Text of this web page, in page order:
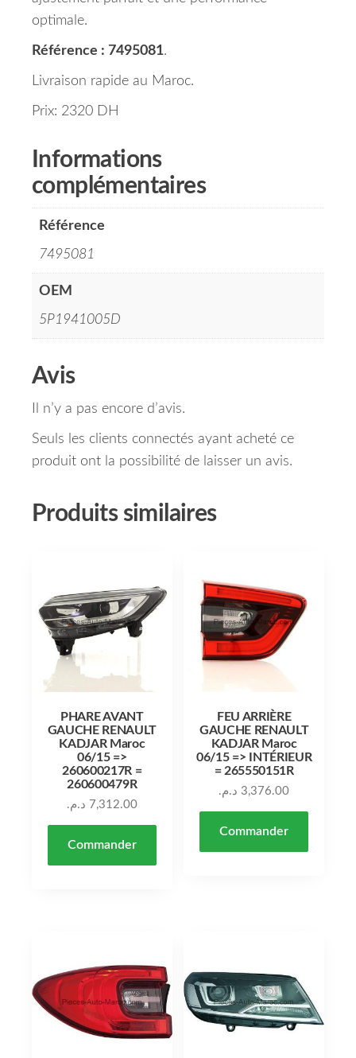
optimale.
Référence : 7495081.
Livraison rapide au Maroc.
Prix: 2320 DH
Informations
complémentaires
Référence
7495081
OEM
5P1941005D
Avis
Il n’y a pas encore d’avis.
Seuls les clients connectés ayant acheté ce
produit ont la possibilité de laisser un avis.
Produits similaires
PHARE AVANT
GAUCHE RENAULT
KADJAR Maroc
06/15 =>
260600217R =
260600479R
7,312.00 د.م.
Commander
FEU ARRIÈRE
GAUCHE RENAULT
KADJAR Maroc
06/15 => INTÉRIEUR
= 265550151R
3,376.00 د.م.
Commander